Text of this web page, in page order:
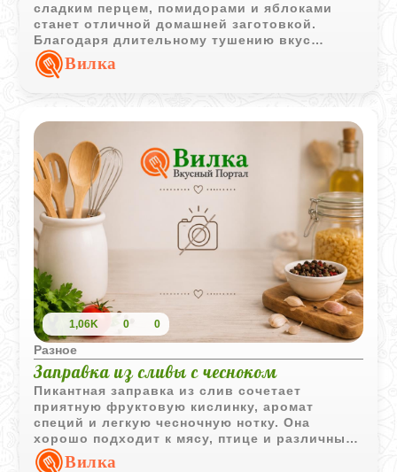
сладким перцем, помидорами и яблоками
станет отличной домашней заготовкой.
Благодаря длительному тушению вкус
получается насыщенным и хорошо
сбалансированным.
Вилка
1,06K 0 0
Разное
Заправка из сливы с чесноком
Пикантная заправка из слив сочетает
приятную фруктовую кислинку, аромат
специй и легкую чесночную нотку. Она
хорошо подходит к мясу, птице и различным
гарнирам.
Вилка